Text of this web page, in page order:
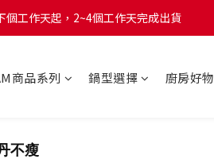
個工作天起，2~4個工作天完成出貨
個工作天起，2~4個工作天完成出貨
個工作天起，2~4個工作天完成出貨
商品系列 鍋型選擇 廚房好物
不瘦